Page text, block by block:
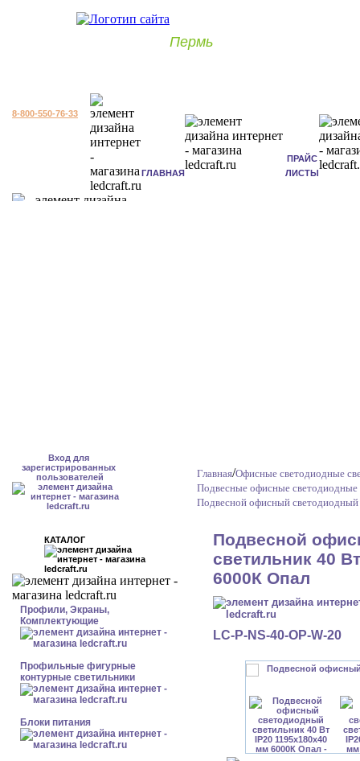
Пермь
8-800-550-76-33
ГЛАВНАЯ
ПРАЙС
ЛИСТЫ
Вход для
зарегистрированных
пользователей
КАТАЛОГ
Профили, Экраны,
Комплектующие
Профильные фигурные
контурные светильники
Блоки питания
Главная/Офисные светодиодные
Подвесные офисные светодиодные
Подвесной офисный
Подвесной
светильник 40
6000К Опал
LC-P-NS-40-OP-W-20